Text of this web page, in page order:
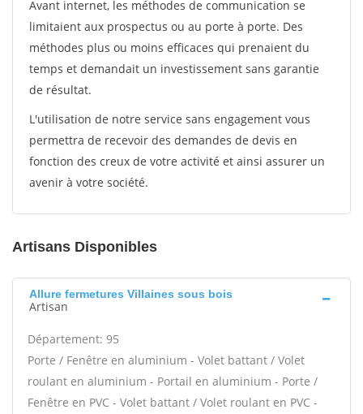
Avant internet, les méthodes de communication se
limitaient aux prospectus ou au porte à porte. Des
méthodes plus ou moins efficaces qui prenaient du
temps et demandait un investissement sans garantie
de résultat.
L'utilisation de notre service sans engagement vous
permettra de recevoir des demandes de devis en
fonction des creux de votre activité et ainsi assurer un
avenir à votre société.
Artisans Disponibles
Allure fermetures Villaines sous bois
Artisan
Département: 95
Porte / Fenêtre en aluminium - Volet battant / Volet
roulant en aluminium - Portail en aluminium - Porte /
Fenêtre en PVC - Volet battant / Volet roulant en PVC -